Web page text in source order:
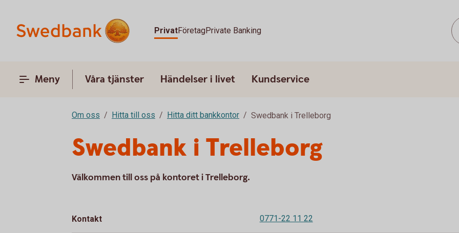
PrivatFöretagPrivate Banking
Meny Våra tjänster Händelser i livet Kundservice
Om oss Hitta till oss Hitta ditt bankkontor Swedbank i Trelleborg
Swedbank i Trelleborg
Välkommen till oss på kontoret i Trelleborg.
Kontakt 0771-22 11 22